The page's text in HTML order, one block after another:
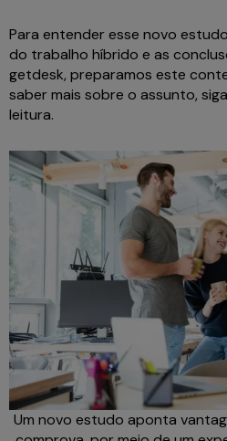
Para entender esse novo
do trabalho híbrido e as
getdesk, preparamos este
saber mais sobre o assunto,
leitura.
Um novo estudo aponta